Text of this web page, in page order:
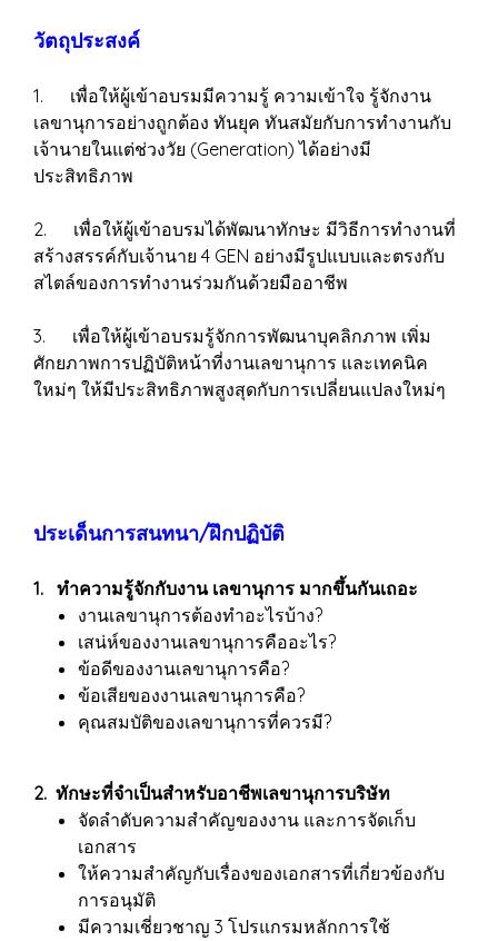
วัตถุประสงค์
1. เพื่อให้ผู้เข้าอบรมมีความรู้ ความเข้าใจ รู้จักงาน
เลขานุการอย่างถูกต้อง ทันยุค ทันสมัยกับการทำงานกับ
เจ้านายในแต่ช่วงวัย (Generation) ได้อย่างมี
ประสิทธิภาพ
2. เพื่อให้ผู้เข้าอบรมได้พัฒนาทักษะ มีวิธีการทำงานที่
สร้างสรรค์กับเจ้านาย 4 GEN อย่างมีรูปแบบและตรงกับ
สไตล์ของการทำงานร่วมกันด้วยมืออาชีพ
3. เพื่อให้ผู้เข้าอบรมรู้จักการพัฒนาบุคลิกภาพ เพิ่ม
ศักยภาพการปฏิบัติหน้าที่งานเลขานุการ และเทคนิค
ใหม่ๆ ให้มีประสิทธิภาพสูงสุดกับการเปลี่ยนแปลงใหม่ๆ
ประเด็นการสนทนา/ฝึกปฏิบัติ
1. ทำความรู้จักกับงาน เลขานุการ มากขึ้นกันเถอะ
งานเลขานุการต้องทำอะไรบ้าง?
เสน่ห์ของงานเลขานุการคืออะไร?
ข้อดีของงานเลขานุการคือ?
ข้อเสียของงานเลขานุการคือ?
คุณสมบัติของเลขานุการที่ควรมี?
2. ทักษะที่จำเป็นสำหรับอาชีพเลขานุการบริษัท
จัดลำดับความสำคัญของงาน และการจัดเก็บ
เอกสาร
ให้ความสำคัญกับเรื่องของเอกสารที่เกี่ยวข้องกับ
การอนุมัติ
มีความเชี่ยวชาญ 3 โปรแกรมหลักการใช้